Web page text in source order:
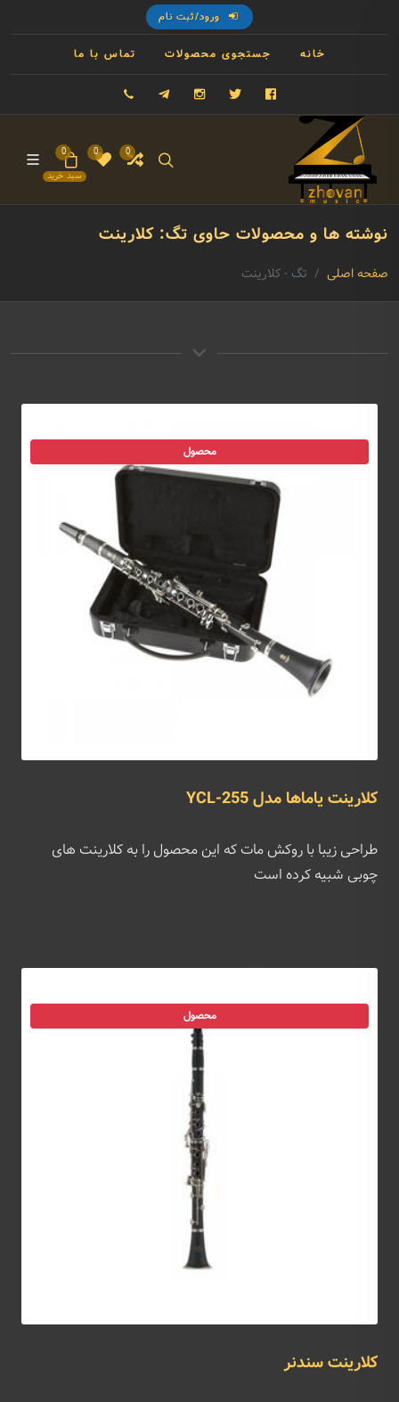
ورود/ثبت نام
خانه جستجوی محصولات تماس با ما
فیسبوک توییتر اینستاگرام تلگرام
0
0
سبد خرید
0
نوشته ها و محصولات حاوی تگ: کلارینت
صفحه اصلی تگ - کلارینت
محصول
کلارینت یاماها مدل YCL-255
طراحی زیبا با روکش مات که این محصول را به کلارینت های
چوبی شبیه کرده است
محصول
کلارینت سندنر